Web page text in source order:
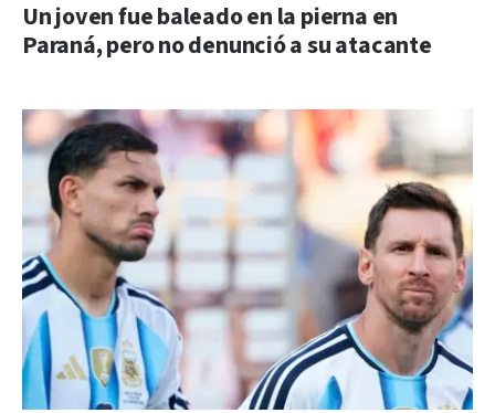
Un joven fue baleado en la pierna en
Paraná, pero no denunció a su atacante